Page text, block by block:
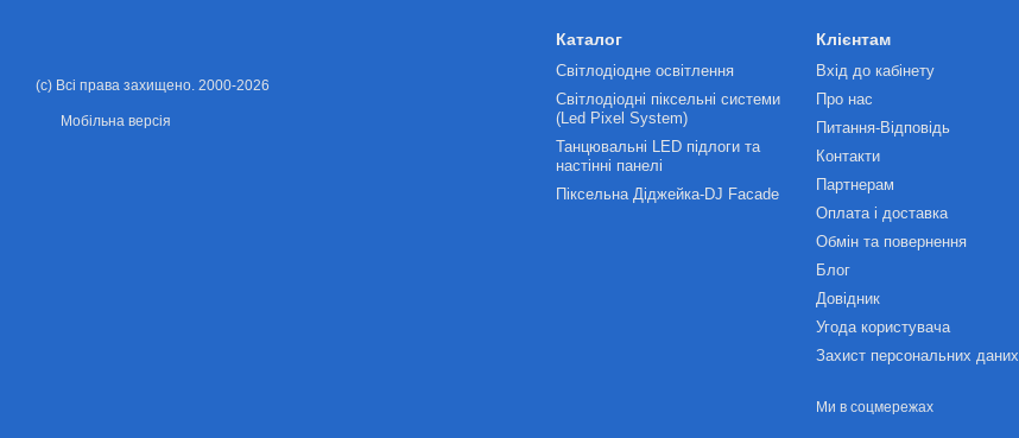
(c) Всі права захищено. 2000-2026
Мобільна версія
Каталог
Світлодіодне освітлення
Світлодіодні піксельні системи
(Led Pixel System)
Танцювальні LED підлоги та
настінні панелі
Піксельна Діджейка-DJ Facade
Клієнтам
Вхід до кабінету
Про нас
Питання-Відповідь
Контакти
Партнерам
Оплата і доставка
Обмін та повернення
Блог
Довідник
Угода користувача
Захист персональних даних
Ми в соцмережах